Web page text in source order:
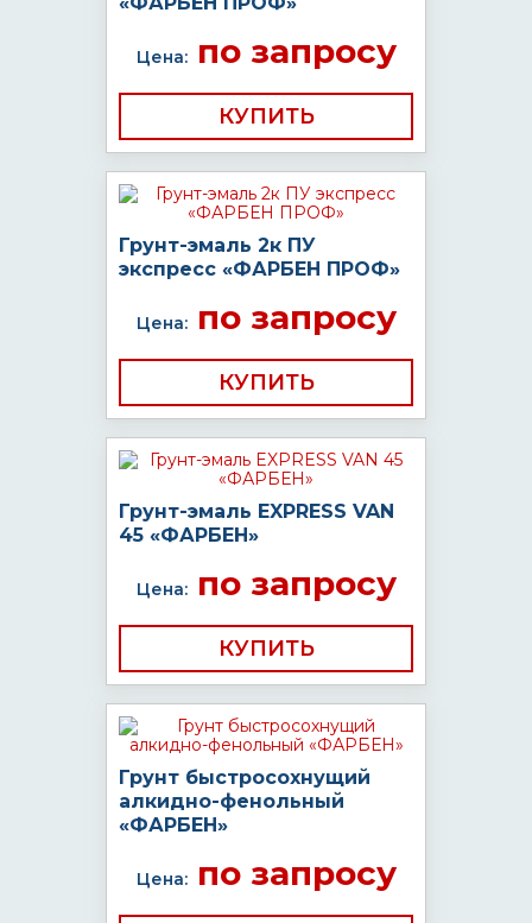
Цена:по запросу
КУПИТЬ
Грунт-эмаль 2к ПУ
экспресс «ФАРБЕН ПРОФ»
Цена:по запросу
КУПИТЬ
Грунт-эмаль EXPRESS VAN
45 «ФАРБЕН»
Цена:по запросу
КУПИТЬ
Грунт быстросохнущий
алкидно-фенольный
«ФАРБЕН»
Цена:по запросу